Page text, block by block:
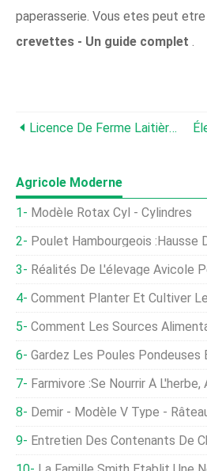
paperasserie. Vous etes peut
crevettes - Un guide complet .
Licence De Ferme Laitière En Inde, Règles, Des Lignes Directrices, Autorisations
Agricole Moderne
Modèle Rotax Cyl - Cylindres
Poulet Hambourgeois :Hausse
Réalités De L'élevage Avicole
Comment Planter Et Cultiver Le Daikon
Comment Les Sources Alimentaires De Méthionine Et La Fréquence D'alimentation Ont-Elles Un Impact Sur Les
Gardez Les Poules Pondeuses
Farmivore :Se Nourrir À L'herbe,
Demir - Modèle V Type -
Entretien Des Contenants De Chou :Conseils